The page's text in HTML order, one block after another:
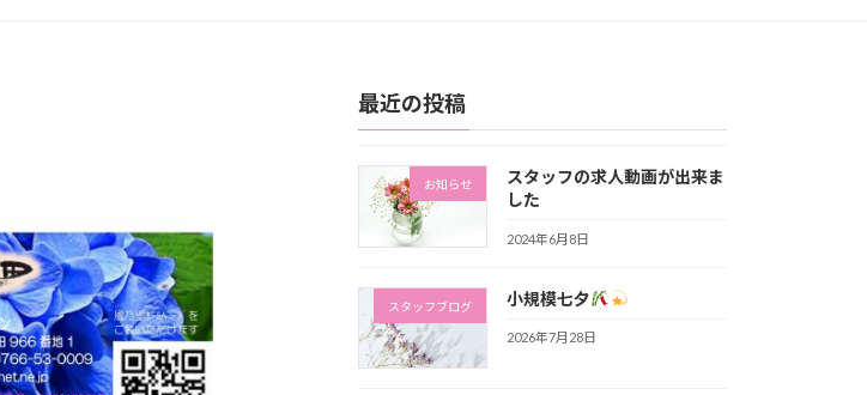
最近の投稿
お知らせ
スタッフの求人動画が出来ま
した
2024年6月8日
スタッフブログ 小規模七夕
2026年7月28日